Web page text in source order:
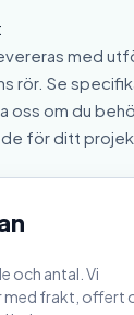
med
rör. Se
oss om du
för ditt
och antal. Vi
med frakt, offert